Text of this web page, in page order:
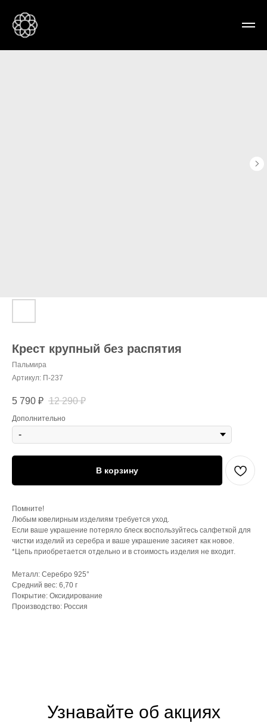
Крест крупный без распятия
Пальмира
Артикул: П-237
5 790 ₽ 12 290 ₽
Дополнительно
В корзину
Помните!
Любым ювелирным изделиям требуется уход.
Если ваше украшение потеряло блеск воспользуйтесь салфеткой для
чистки изделий из серебра и ваше украшение засияет как новое.
*Цепь приобретается отдельно и в стоимость изделия не входит.
Металл: Серебро 925°
Средний вес: 6,70 г
Покрытие: Оксидирование
Производство: Россия
Узнавайте об акциях